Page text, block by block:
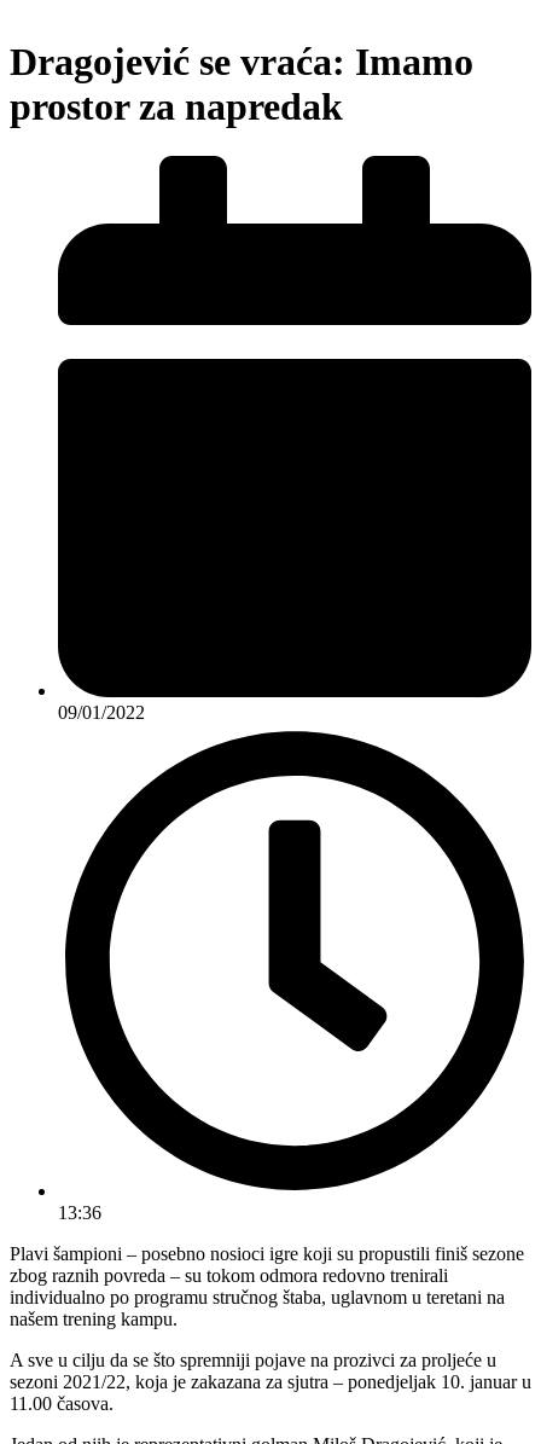
Dragojević se vraća: Imamo
prostor za napredak
09/01/2022
13:36
Plavi šampioni – posebno nosioci igre koji su propustili finiš sezone
zbog raznih povreda – su tokom odmora redovno trenirali
individualno po programu stručnog štaba, uglavnom u teretani na
našem trening kampu.
A sve u cilju da se što spremniji pojave na prozivci za proljeće u
sezoni 2021/22, koja je zakazana za sjutra – ponedjeljak 10. januar u
11.00 časova.